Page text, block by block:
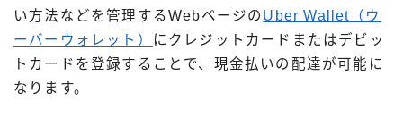
い方法などを管理するWebページの Uber Wallet（ウ
ーバーウォレット）
にクレジットカードまたはデビッ
トカードを登録することで、現金払いの配達が可能に
なります。